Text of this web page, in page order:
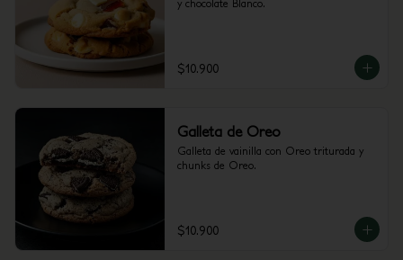
y chocolate Blanco.
$10.900
Galleta de Oreo
Galleta de vainilla con Oreo triturada y
chunks de Oreo.
$10.900